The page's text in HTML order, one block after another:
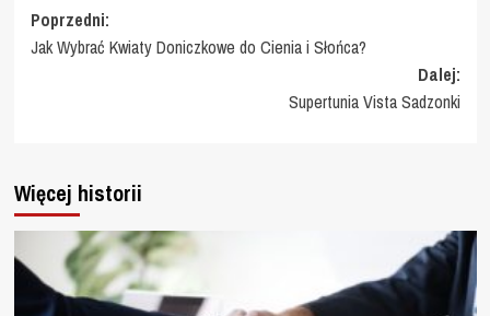
Zobacz
wpisy
Poprzedni:
Jak Wybrać Kwiaty Doniczkowe do Cienia i Słońca?
Dalej:
Supertunia Vista Sadzonki
Więcej historii